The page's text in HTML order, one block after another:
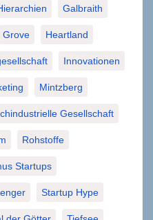
Galbraith
Grove Heartland
Innovationen
Mintzberg
Gesellschaft
Rohstoffe
Startups
Startup Hype